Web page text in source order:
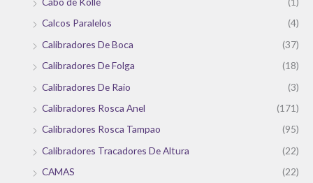
Calcos Paralelos
(4)
Calibradores De Boca
(37)
Calibradores De Folga
(18)
Calibradores De Raio
(3)
Calibradores Rosca Anel
(171)
Calibradores Rosca Tampao
(95)
Calibradores Tracadores De Altura
(22)
CAMAS
(22)